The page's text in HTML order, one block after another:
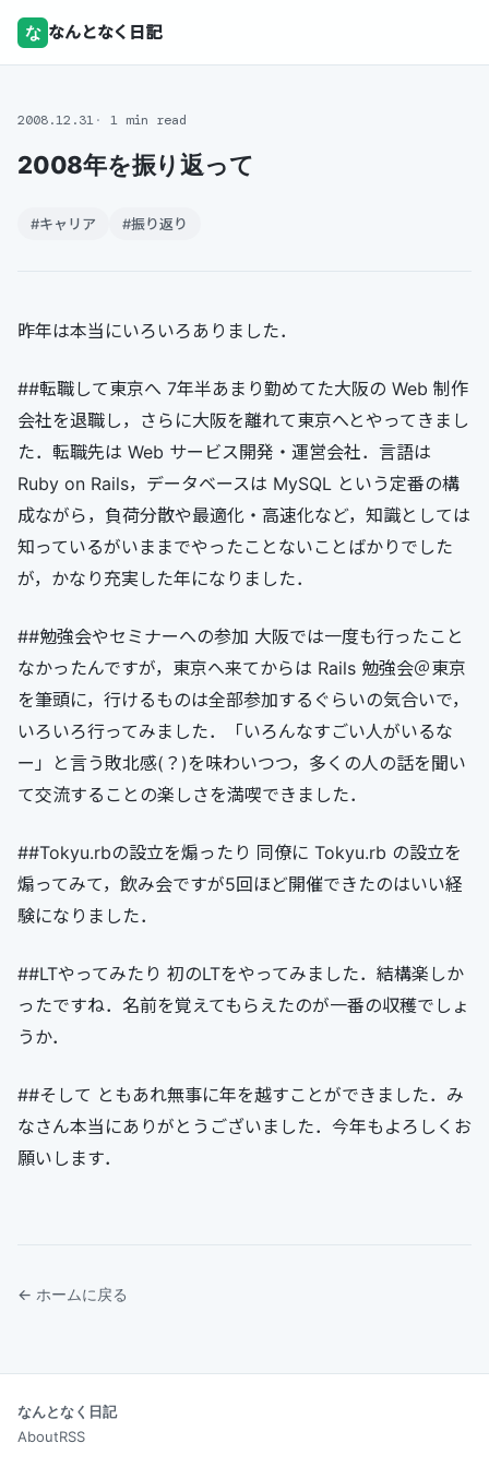
な なんとなく日記
2008.12.31 1 min read
2008年を振り返って
#キャリア #振り返り
昨年は本当にいろいろありました．
##転職して東京へ 7年半あまり勤めてた大阪の Web 制作
会社を退職し，さらに大阪を離れて東京へとやってきまし
た．転職先は Web サービス開発・運営会社．言語は
Ruby on Rails，データベースは MySQL という定番の構
成ながら，負荷分散や最適化・高速化など，知識としては
知っているがいままでやったことないことばかりでした
が，かなり充実した年になりました．
##勉強会やセミナーへの参加 大阪では一度も行ったこと
なかったんですが，東京へ来てからは Rails 勉強会＠東京
を筆頭に，行けるものは全部参加するぐらいの気合いで，
いろいろ行ってみました．「いろんなすごい人がいるな
ー」と言う敗北感(？)を味わいつつ，多くの人の話を聞い
て交流することの楽しさを満喫できました．
##Tokyu.rbの設立を煽ったり 同僚に Tokyu.rb の設立を
煽ってみて，飲み会ですが5回ほど開催できたのはいい経
験になりました．
##LTやってみたり 初のLTをやってみました．結構楽しか
ったですね．名前を覚えてもらえたのが一番の収穫でしょ
うか．
##そして ともあれ無事に年を越すことができました．み
なさん本当にありがとうございました．今年もよろしくお
願いします．
← ホームに戻る
なんとなく日記
AboutRSS